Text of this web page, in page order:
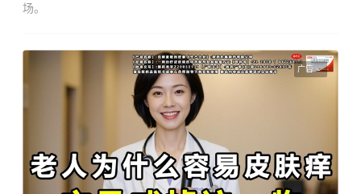
场。
广告